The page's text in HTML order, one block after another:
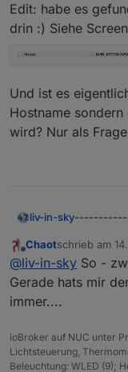
Edit: habe es
drin :) Siehe
Und ist es
Hostname
wird? Nur als
liv-in-sky
------
NEUE
https://
hier eine tabelle mit sonoff devices in html zur
abstande,
grundlage
ist hier :
(ganz
darunter
wie legt
https://
Offline
Chaotschrieb am
zuletzt
@liv-in-sky So -
Gerade hats mir
immer....
ioBroker auf NUC unter
Lichtsteuerung,
Beleuchtung: WLED (9);